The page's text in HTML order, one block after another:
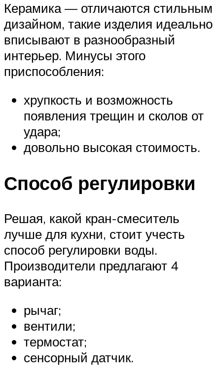
Керамика — отличаются стильным
дизайном, такие изделия идеально
вписывают в разнообразный
интерьер. Минусы этого
приспособления:
хрупкость и возможность
появления трещин и сколов от
удара;
довольно высокая стоимость.
Способ регулировки
Решая, какой кран-смеситель
лучше для кухни, стоит учесть
способ регулировки воды.
Производители предлагают 4
варианта:
рычаг;
вентили;
термостат;
сенсорный датчик.